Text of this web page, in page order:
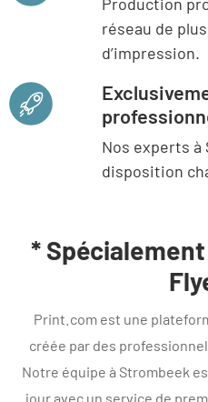
réseau de
d’impression.
Nos experts
disposition
*
Print.com est une
créée par des
Notre équipe à Strombeek
jour avec un service de